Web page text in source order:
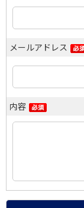
メールアドレス
内容